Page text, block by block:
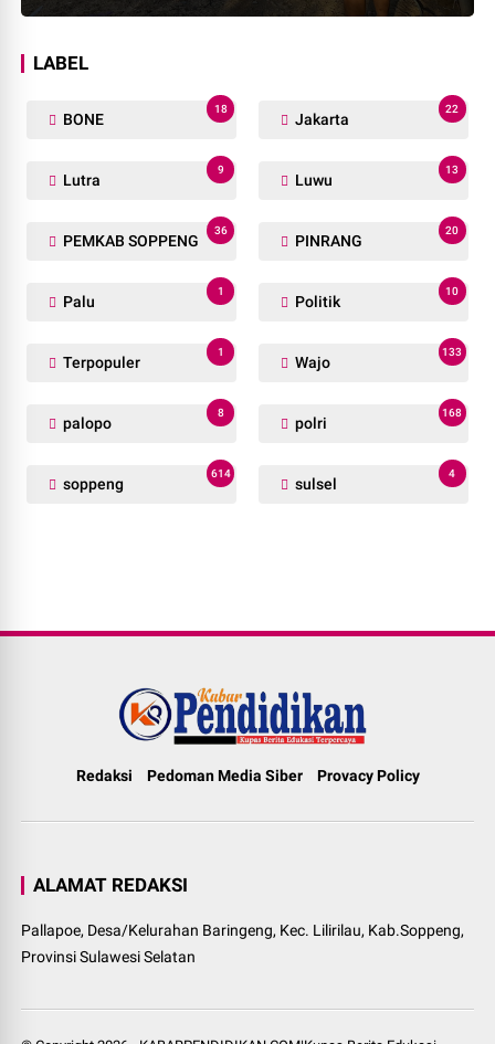
LABEL
BONE
18
Jakarta
22
Lutra
9
Luwu
13
PEMKAB SOPPENG
36
PINRANG
20
Palu
1
Politik
10
Terpopuler
1
Wajo
133
palopo
8
polri
168
soppeng
614
sulsel
4
Redaksi Pedoman Media Siber Provacy Policy
ALAMAT REDAKSI
Pallapoe, Desa/Kelurahan Baringeng, Kec. Lilirilau, Kab.Soppeng,
Provinsi Sulawesi Selatan